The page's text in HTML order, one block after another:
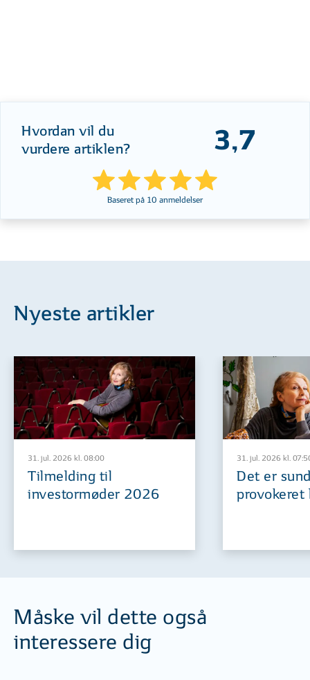
Hvordan vil du
vurdere artiklen?
3,7
Baseret på 10 anmeldelser
Nyeste artikler
31. jul. 2026 kl. 08:00
Tilmelding til
investormøder 2026
31. jul. 2026 kl.
Det er
provokeret
Måske vil dette også
interessere dig